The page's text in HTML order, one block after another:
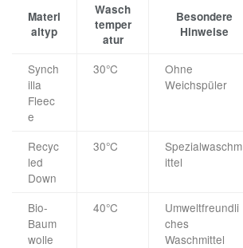
Materi
altyp
Wasch
temper
atur
Besondere
Hinweise
Synch
illa
Fleec
e
30°C
Ohne
Weichspüler
Recyc
led
Down
30°C
Spezialwaschm
ittel
Bio-
Baum
wolle
40°C
Umweltfreundli
ches
Waschmittel